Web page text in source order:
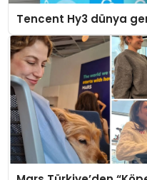
Tencent Hy3 dünya